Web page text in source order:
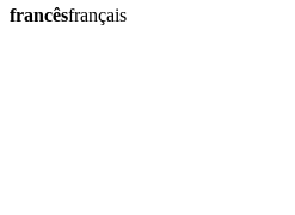
francêsfrançais